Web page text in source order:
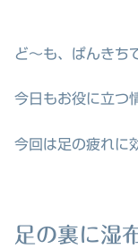
ど～も、ぱんきち
今日もお役に立つ
今回は足の疲れに
足の裏に湿